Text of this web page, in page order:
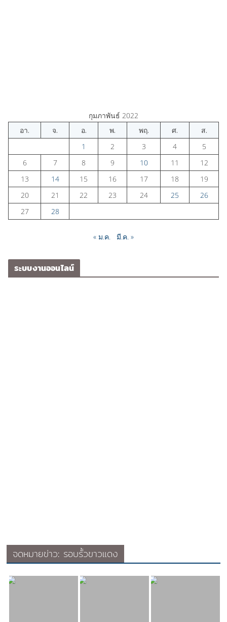
กุมภาพันธ์ 2022
อา.
จ. อ. พ. พฤ. ศ.
ส.
1
2 3 4
5
6
7 8 9 10 11
12
13
14 15 16 17 18
19
20
21 22 23 24 25
26
27
28
« ม.ค. มี.ค. »
ระบบงานออนไลน์
จดหมายข่าว: รอบรั้วขาวแดง